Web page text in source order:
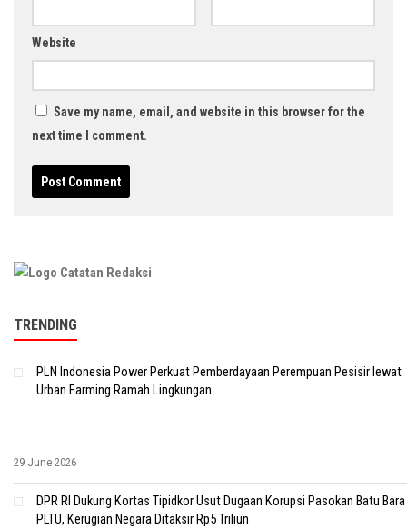
Website
Save my name, email, and website in this browser for the
next time I comment.
TRENDING
PLN Indonesia Power Perkuat Pemberdayaan Perempuan Pesisir lewat
Urban Farming Ramah Lingkungan
29 June 2026
DPR RI Dukung Kortas Tipidkor Usut Dugaan Korupsi Pasokan Batu Bara
PLTU, Kerugian Negara Ditaksir Rp5 Triliun